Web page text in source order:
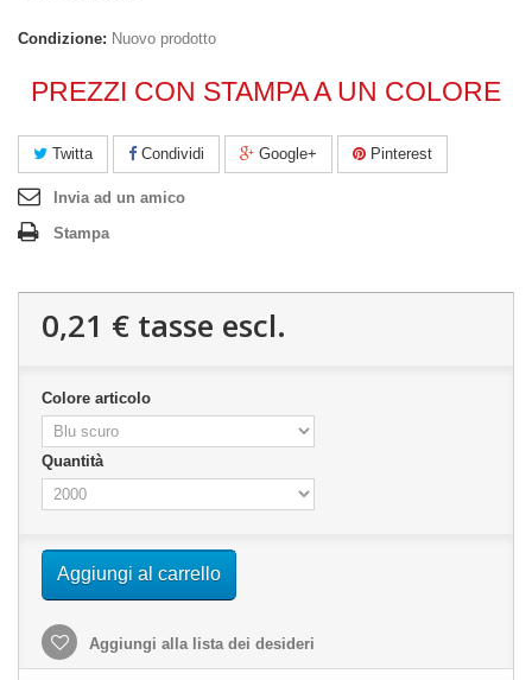
Condizione: Nuovo prodotto
PREZZI CON STAMPA A UN COLORE
Twitta Condividi Google+ Pinterest
Invia ad un amico
Stampa
0,21 € tasse escl.
Colore articolo
Quantità
Aggiungi al carrello
Aggiungi alla lista dei desideri